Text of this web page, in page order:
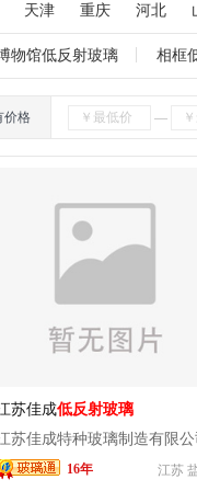
视玻璃 纳米玻璃 电梯
反射玻璃 无反射玻璃 减
天津 重庆 河北
西 四川 海南 贵州
物馆低反射玻璃 相框
价格 —
苏佳成低反射玻璃
苏佳成特种玻璃制造有限
江苏
16年